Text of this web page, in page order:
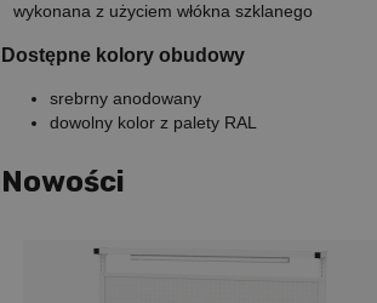
wykonana z użyciem włókna szklanego
Dostępne kolory obudowy
srebrny anodowany
dowolny kolor z palety RAL
Nowości